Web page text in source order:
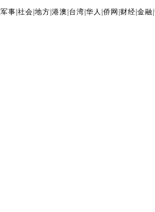
|军事 |社会 |地方 |港澳 台湾 |华人 |侨网 财经 |金融 |